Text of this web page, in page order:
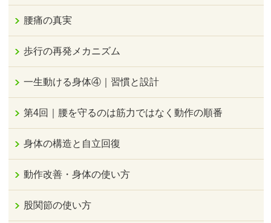
腰痛の真実
歩行の再発メカニズム
一生動ける身体④｜習慣と設計
第4回｜腰を守るのは筋力ではなく動作の順番
身体の構造と自立回復
動作改善・身体の使い方
股関節の使い方